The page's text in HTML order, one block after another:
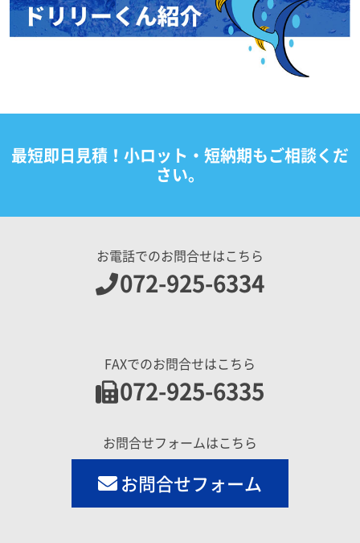
最短即日見積！小ロット・短納期もご相談くだ
さい。
お電話でのお問合せはこちら
072-925-6334
FAXでのお問合せはこちら
072-925-6335
お問合せフォームはこちら
お問合せフォーム